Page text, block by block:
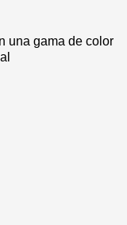
una gama de color